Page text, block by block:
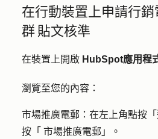
在行動裝置上申請行
群 貼文核準
在裝置上開啟 HubSpot應用程
瀏覽至您的內容：
市場推廣電郵 ：在左上角點按
按「 市場推廣電郵 」。